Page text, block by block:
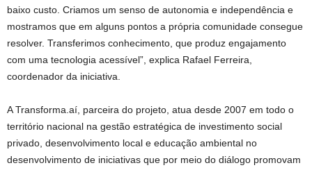
baixo custo. Criamos um senso de autonomia e independência e
mostramos que em alguns pontos a própria comunidade consegue
resolver. Transferimos conhecimento, que produz engajamento
com uma tecnologia acessível”, explica Rafael Ferreira,
coordenador da iniciativa.
A Transforma.aí, parceira do projeto, atua desde 2007 em todo o
território nacional na gestão estratégica de investimento social
privado, desenvolvimento local e educação ambiental no
desenvolvimento de iniciativas que por meio do diálogo promovam